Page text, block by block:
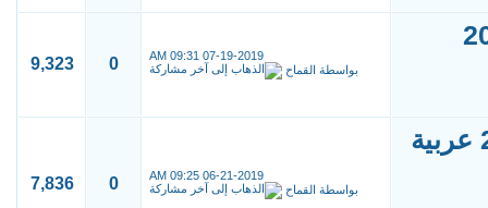
07-19-2019
09:31 AM
بواسطة القماح 0
9,323
الموضوع الكامل لكلية الطب بفاس 2018 عربية
06-21-2019
09:25 AM
بواسطة القماح 0
7,836